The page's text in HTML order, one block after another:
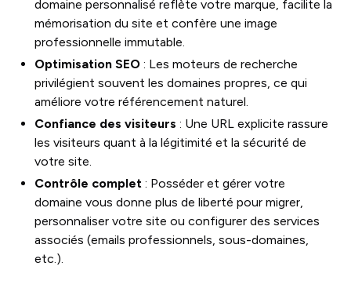
domaine personnalisé reflète votre marque, facilite la
mémorisation du site et confère une image
professionnelle immutable.
Optimisation SEO : Les moteurs de recherche
privilégient souvent les domaines propres, ce qui
améliore votre référencement naturel.
Confiance des visiteurs : Une URL explicite rassure
les visiteurs quant à la légitimité et la sécurité de
votre site.
Contrôle complet : Posséder et gérer votre
domaine vous donne plus de liberté pour migrer,
personnaliser votre site ou configurer des services
associés (emails professionnels, sous-domaines,
etc.).